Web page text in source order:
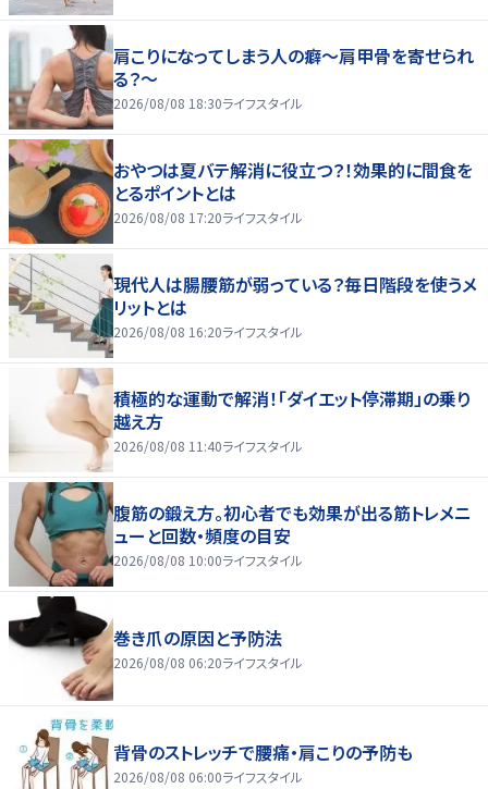
肩こりになってしまう人の癖～肩甲骨を寄せられ
る？～
2026/08/08 18:30ライフスタイル
おやつは夏バテ解消に役立つ？！効果的に間食を
とるポイントとは
2026/08/08 17:20ライフスタイル
現代人は腸腰筋が弱っている？毎日階段を使うメ
リットとは
2026/08/08 16:20ライフスタイル
積極的な運動で解消！「ダイエット停滞期」の乗り
越え方
2026/08/08 11:40ライフスタイル
腹筋の鍛え方。初心者でも効果が出る筋トレメニ
ューと回数・頻度の目安
2026/08/08 10:00ライフスタイル
巻き爪の原因と予防法
2026/08/08 06:20ライフスタイル
背骨のストレッチで腰痛・肩こりの予防も
2026/08/08 06:00ライフスタイル